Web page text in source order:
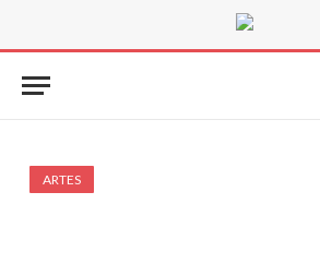
ARTES